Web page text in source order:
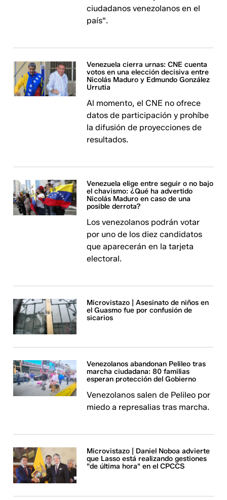
ciudadanos venezolanos en el
país".
Venezuela cierra urnas: CNE cuenta
votos en una elección decisiva entre
Nicolás Maduro y Edmundo González
Urrutia
Al momento, el CNE no ofrece
datos de participación y prohíbe
la difusión de proyecciones de
resultados. ​​​​​​
Venezuela elige entre seguir o no bajo
el chavismo: ¿Qué ha advertido
Nicolás Maduro en caso de una
posible derrota?
Los venezolanos podrán votar
por uno de los diez candidatos
que aparecerán en la tarjeta
electoral.
Microvistazo | Asesinato de niños en
el Guasmo fue por confusión de
sicarios
Venezolanos abandonan Pelileo tras
marcha ciudadana: 80 familias
esperan protección del Gobierno
Venezolanos salen de Pelileo por
miedo a represalias tras marcha.
Microvistazo | Daniel Noboa advierte
que Lasso está realizando gestiones
"de última hora" en el CPCCS